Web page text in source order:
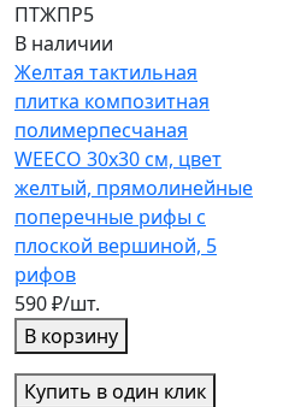
ПТЖПР5
В наличии
Желтая тактильная
плитка композитная
полимерпесчаная
WEECO 30х30 см, цвет
желтый, прямолинейные
поперечные рифы с
плоской вершиной, 5
рифов
590 ₽/шт.
В корзину
Купить в один клик